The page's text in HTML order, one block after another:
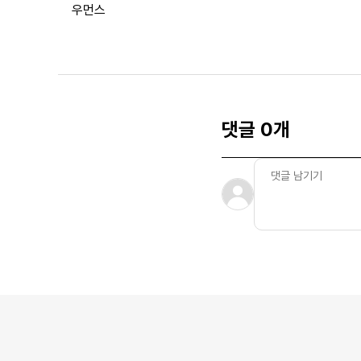
우먼스
댓글 0개